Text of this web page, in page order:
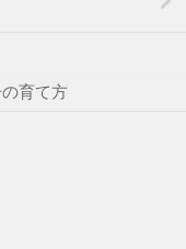
育て方